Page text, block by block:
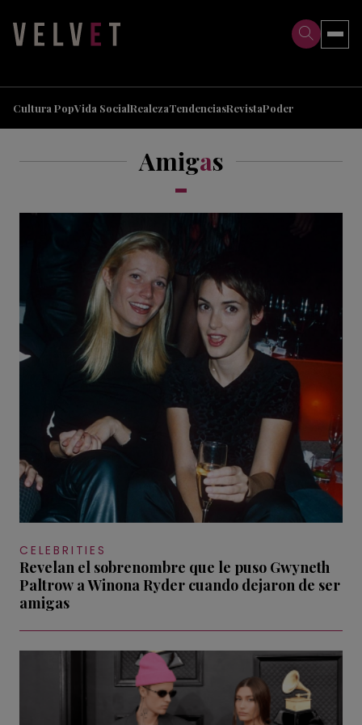
Cultura PopVida SocialRealezaTendenciasRevistaPoder
Amigas
CELEBRITIES
Revelan el sobrenombre que le puso Gwyneth
Paltrow a Winona Ryder cuando dejaron de ser
amigas